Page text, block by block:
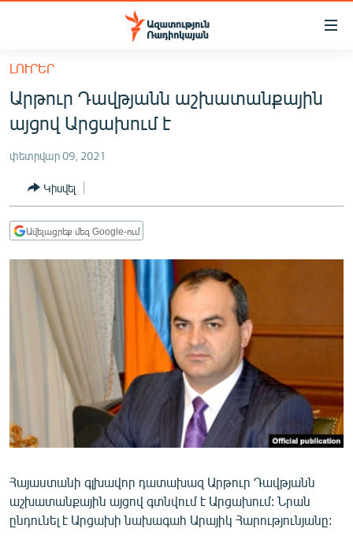
Մատչելիության
հիմնական
բովանդակությանը
հիմնական
մենյուին
ՀԱՅԱՍՏԱՆ
ՔԱՂԱՔԱԿԱՆ
ԸՆՏՐՈՒԹՅՈՒՆՆԵՐ 2026
ԻՐԱՎՈՒՆՔ
ՀԱՍԱՐԱԿՈՒԹՅՈՒՆ
ՂԱՐԱԲԱՂ
ՊԱՏԵՐԱԶՄԻ 6 ՇԱԲԱԹՆԵՐԸ
ՏԱՐԱԾԱՇՐՋԱՆ
ՄԻՋԱԶԳԱՅԻՆ
ՄՇԱԿՈՒՅԹ
ՍՊՈՐՏ
ՄԵԿՆԱԲԱՆՈՒԹՅՈՒՆ
ՏՏ ԵՒ ԻՆՏԵՐՆԵՏ
ԿՈՐՈՆԱՎԻՐՈՒՍ
ԼՈՒՐԵՐ
Արթուր Դավթյանն աշխատանքային
այցով Արցախում է
փետրվար 09, 2021
Կիսվել
Ավելացրեք մեզ Google-ում
Հայաստանի գլխավոր դատախազ Արթուր Դավթյանն
աշխատանքային այցով գտնվում է Արցախում: Նրան
ընդունել է Արցախի նախագահ Արայիկ Հարությունյանը: